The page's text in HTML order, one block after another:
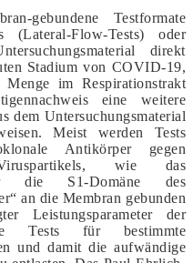
gebundene Testformate
Flow-Tests) oder
direkt
Stadium von COVID-19,
im Respirationstrakt
eine weitere
dem Untersuchungsmaterial
Meist werden Tests
Antikörper gegen
wie das
die S1-Domäne des
an die Membran gebunden
Leistungsparameter der
Tests für bestimmte
und damit die aufwändige